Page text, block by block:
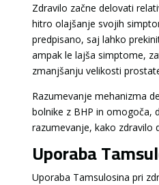
Zdravilo začne delovati
hitro olajšanje svojih
predpisano, saj lahko
ampak le lajša simptome,
zmanjšanju velikosti
Razumevanje mehanizma
bolnike z BHP in omogoča,
razumevanje, kako zdravilo
Uporaba
Uporaba Tamsulosina pri